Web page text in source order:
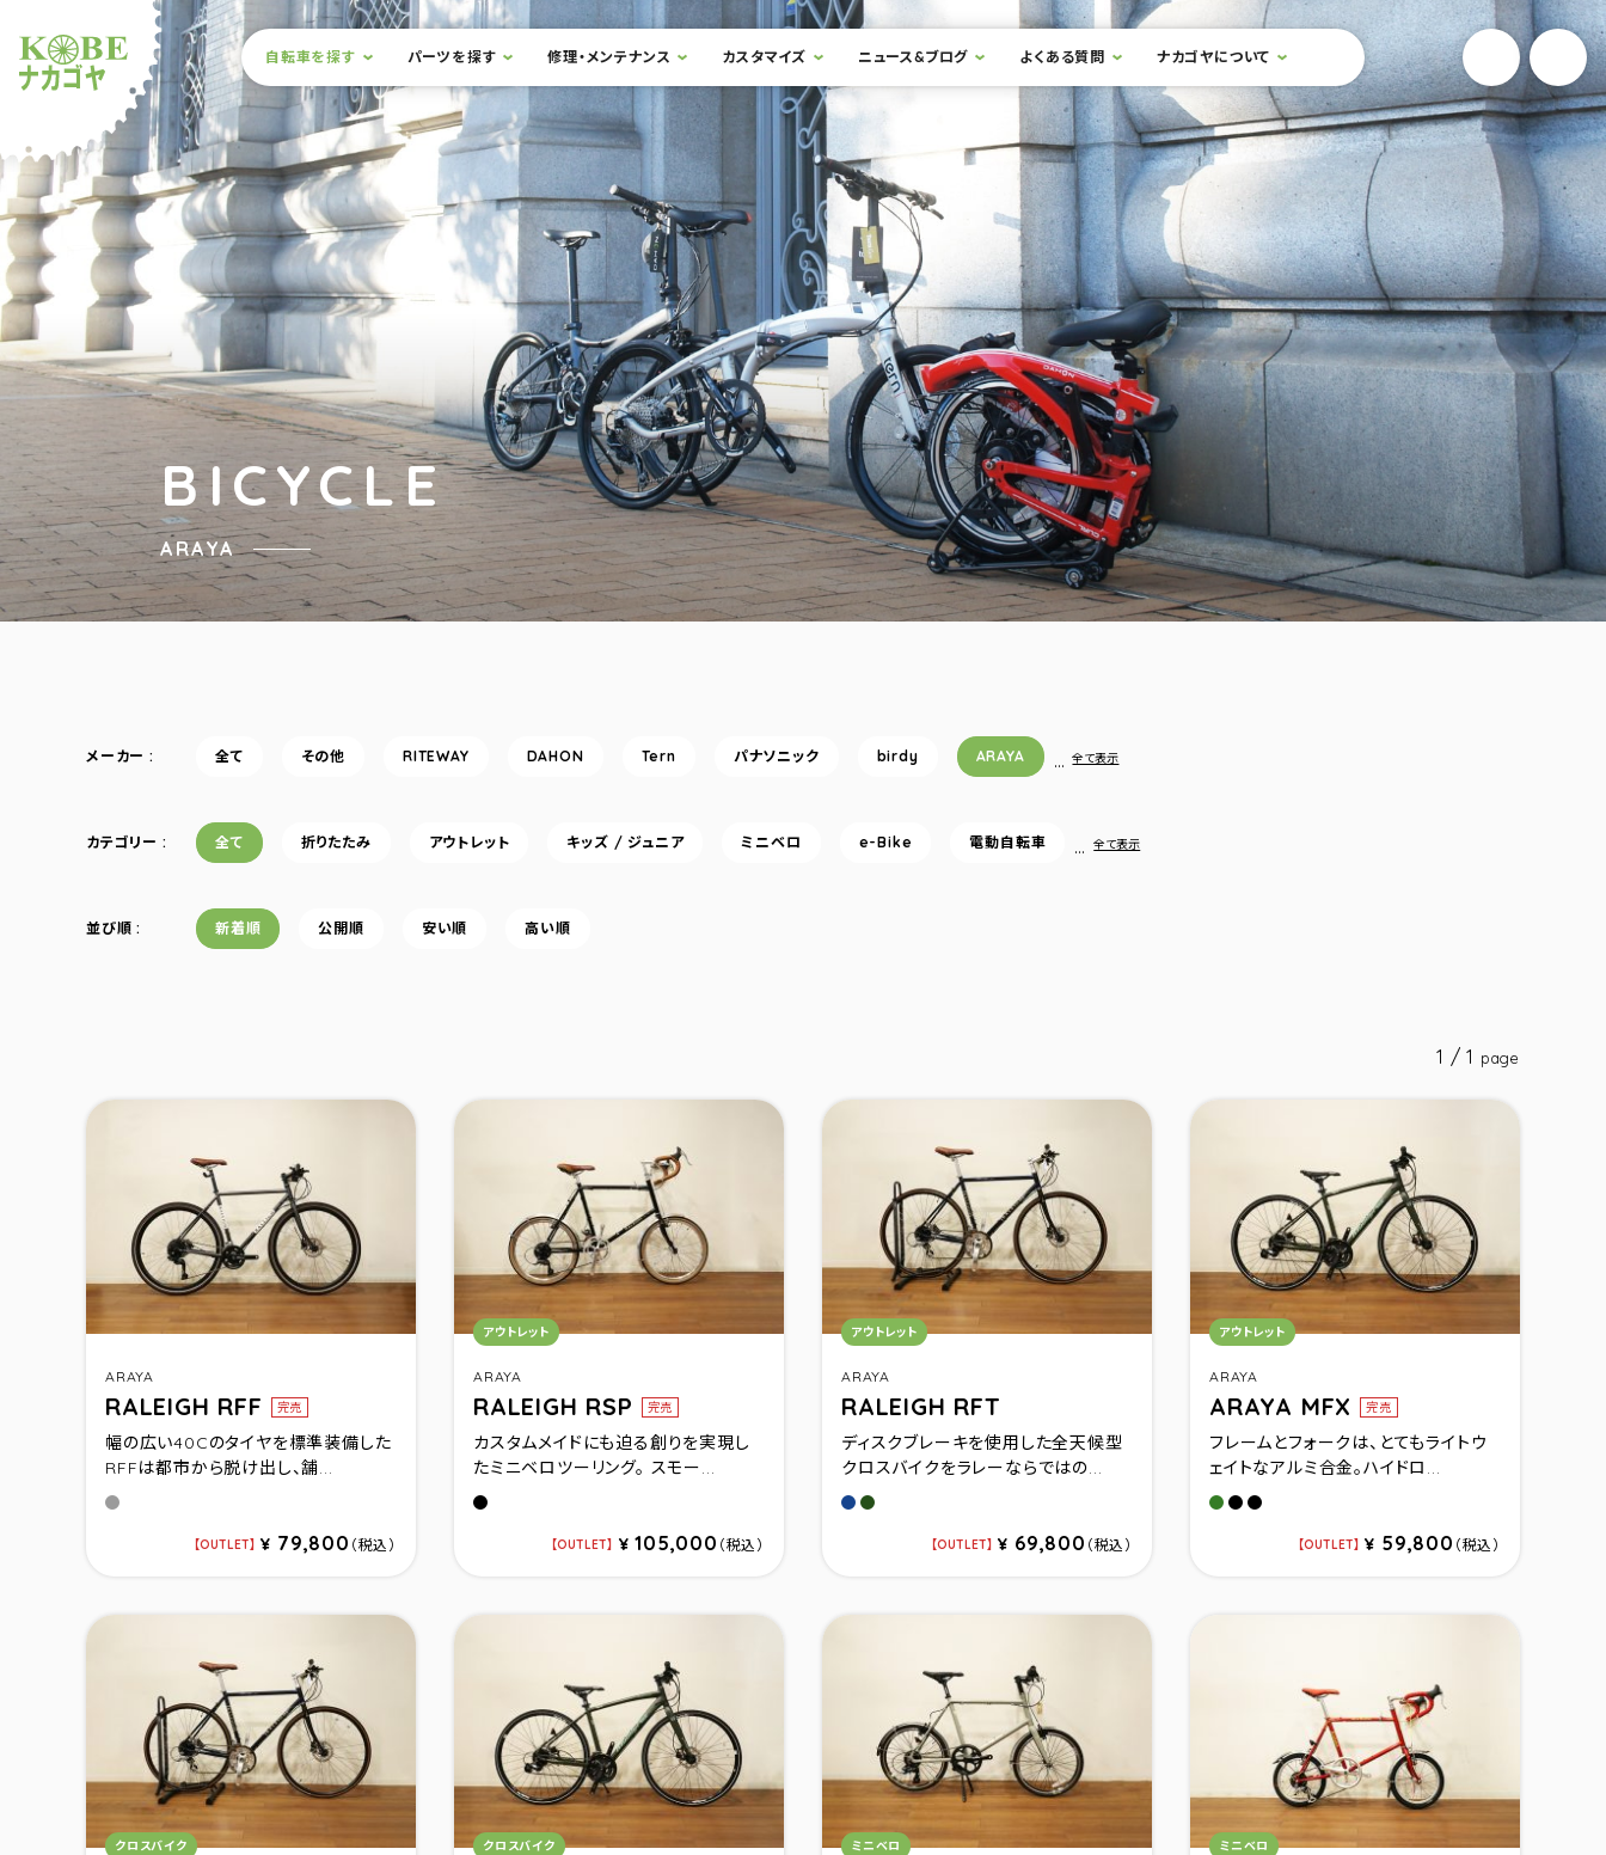
ショップナカゴヤ
サイト内メニュー
本文までスキップ
自転車を探す パーツを探す 修理・メンテナンス カスタマイズ ニュース&ブログ よくある質問 ナカゴヤについて 検索フォームを開閉する YouTube
BICYCLE
ARAYA
メーカー 全て その他 RITEWAY DAHON Tern パナソニック birdy ARAYA … 全て表示
カテゴリー 全て 折りたたみ アウトレット キッズ / ジュニア ミニベロ e-Bike 電動自転車 … 全て表示
並び順 新着順 公開順 安い順 高い順
1 / 1 page
ARAYA
RALEIGH RFF 完売
幅の広い40Cのタイヤを標準装備した
RFFは都市から脱け出し、舗...
Deep GRAY(520)
OUTLET ¥ 79,800 （税込）
ARAYA
RALEIGH RSP 完売
カテゴリ：
アウトレット
カスタムメイドにも迫る創りを実現し
たミニベロツーリング。 スモー...
グロスブラック(520)
OUTLET ¥105,000 （税込）
ARAYA
RALEIGH RFT
カテゴリ：
アウトレット
ディスクブレーキを使用した全天候型
クロスバイクをラレーならではの...
アガトブルー(520)
クラブグリーン(480)
OUTLET ¥ 69,800 （税込）
ARAYA
ARAYA MFX 完売
カテゴリ：
アウトレット
フレームとフォークは、とてもライトウ
ェイトなアルミ合金。ハイドロ...
マットカーキ(460)
マットブラック(460)
マットブラック(420)
OUTLET ¥ 59,800 （税込）
カテゴリ：
クロスバイク カテゴリ：
クロスバイク カテゴリ：
ミニベロ カテゴリ：
ミニベロ